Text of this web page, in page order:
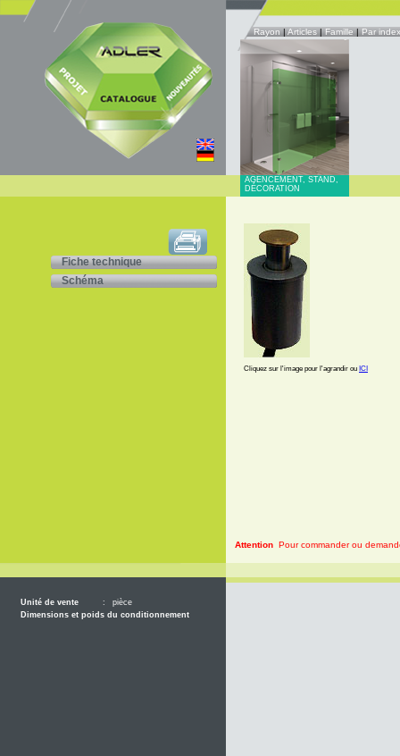
Rayon|Articles|Famille|Par index
Fiche technique
Schéma
Unité de vente :
pièce
Dimensions et poids du conditionnement
AGENCEMENT, STAND,
DÉCORATION
Cliquez sur l'image pour l'agrandir ou ICI
Attention Pour commander ou